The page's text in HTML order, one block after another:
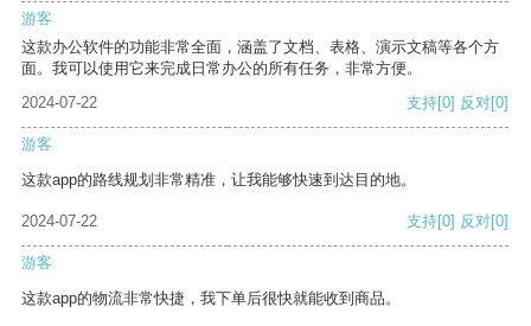
游客
这款办公软件的功能非常全面，涵盖了文档、表格、演示文稿等各个方
面。我可以使用它来完成日常办公的所有任务，非常方便。
2024-07-22
支持[0] 反对[0]
游客
这款app的路线规划非常精准，让我能够快速到达目的地。
2024-07-22 支持[0] 反对[0]
游客
这款app的物流非常快捷，我下单后很快就能收到商品。